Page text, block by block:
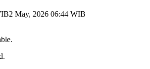
2 May, 2026 06:44 WIB